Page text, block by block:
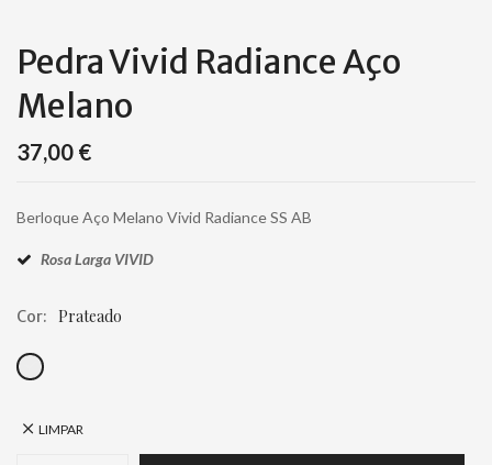
Pedra Vivid Radiance Aço
Melano
37,00 €
Berloque Aço Melano Vivid Radiance SS AB
Rosa Larga VIVID
Cor Prateado
LIMPAR